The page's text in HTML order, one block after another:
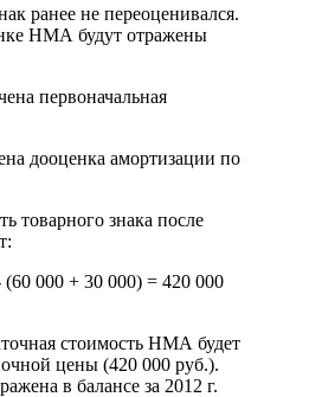
ранее не переоценивался.
НМА будут отражены
первоначальная
дооценка амортизации по
товарного знака после
000 + 30 000) = 420 000
стоимость НМА будет
цены (420 000 руб.).
в балансе за 2012 г.